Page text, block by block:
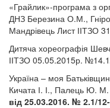
«Грайлик»-програма з
ДНЗ Березина О.М.,
Мандрівець Лист ІІТЗО
Дитяча хореографія
ІІТЗО 05.05.2015р.
Україна – моя
Кичата І. І., Палець Ю.
від 25.03.2016. № 2.1/